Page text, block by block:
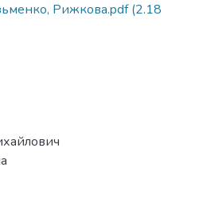
Рижкова.pdf(2.18